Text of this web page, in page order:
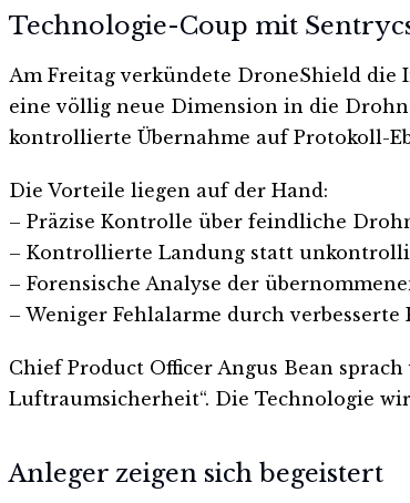
Technologie-Coup mit
Am Freitag verkündete DroneShield die
eine völlig neue Dimension in die
kontrollierte Übernahme auf Protokoll-
Die Vorteile liegen auf der Hand:
– Präzise Kontrolle über feindliche
– Kontrollierte Landung statt
– Forensische Analyse der
– Weniger Fehlalarme durch
Chief Product Officer Angus Bean
Luftraumsicherheit“. Die Technologie
Anleger zeigen sich begeistert